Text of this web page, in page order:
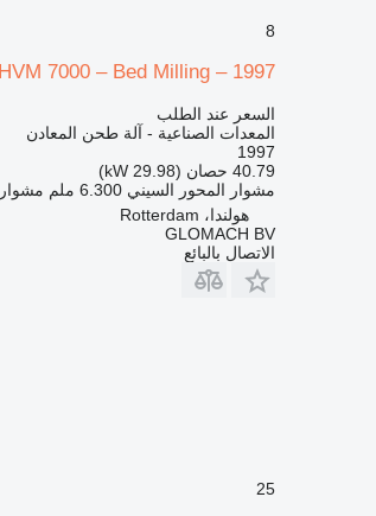
8
7000 – Bed Milling – 1997
السعر عند الطلب
المعدات الصناعية - آلة طحن المعادن
1997
40.79 حصان (29.98 kW)
مشوار المحور السيني 6.300 ملم
هولندا، Rotterdam
GLOMACH BV
الاتصال بالبائع
25